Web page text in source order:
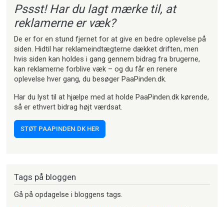
Pssst! Har du lagt mærke til, at
reklamerne er væk?
De er for en stund fjernet for at give en bedre oplevelse på
siden. Hidtil har reklameindtægterne dækket driften, men
hvis siden kan holdes i gang gennem bidrag fra brugerne,
kan reklamerne forblive væk – og du får en renere
oplevelse hver gang, du besøger PaaPinden.dk.
Har du lyst til at hjælpe med at holde PaaPinden.dk kørende,
så er ethvert bidrag højt værdsat.
STØT PAAPINDEN.DK HER
Tags på bloggen
Gå på opdagelse i bloggens tags.